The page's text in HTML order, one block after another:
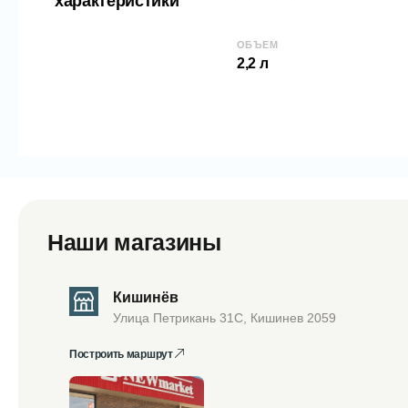
ОБЪЕМ
2,2 л
Наши магазины
Кишинёв
Улица Петрикань 31С, Кишинев 2059
Построить маршрут